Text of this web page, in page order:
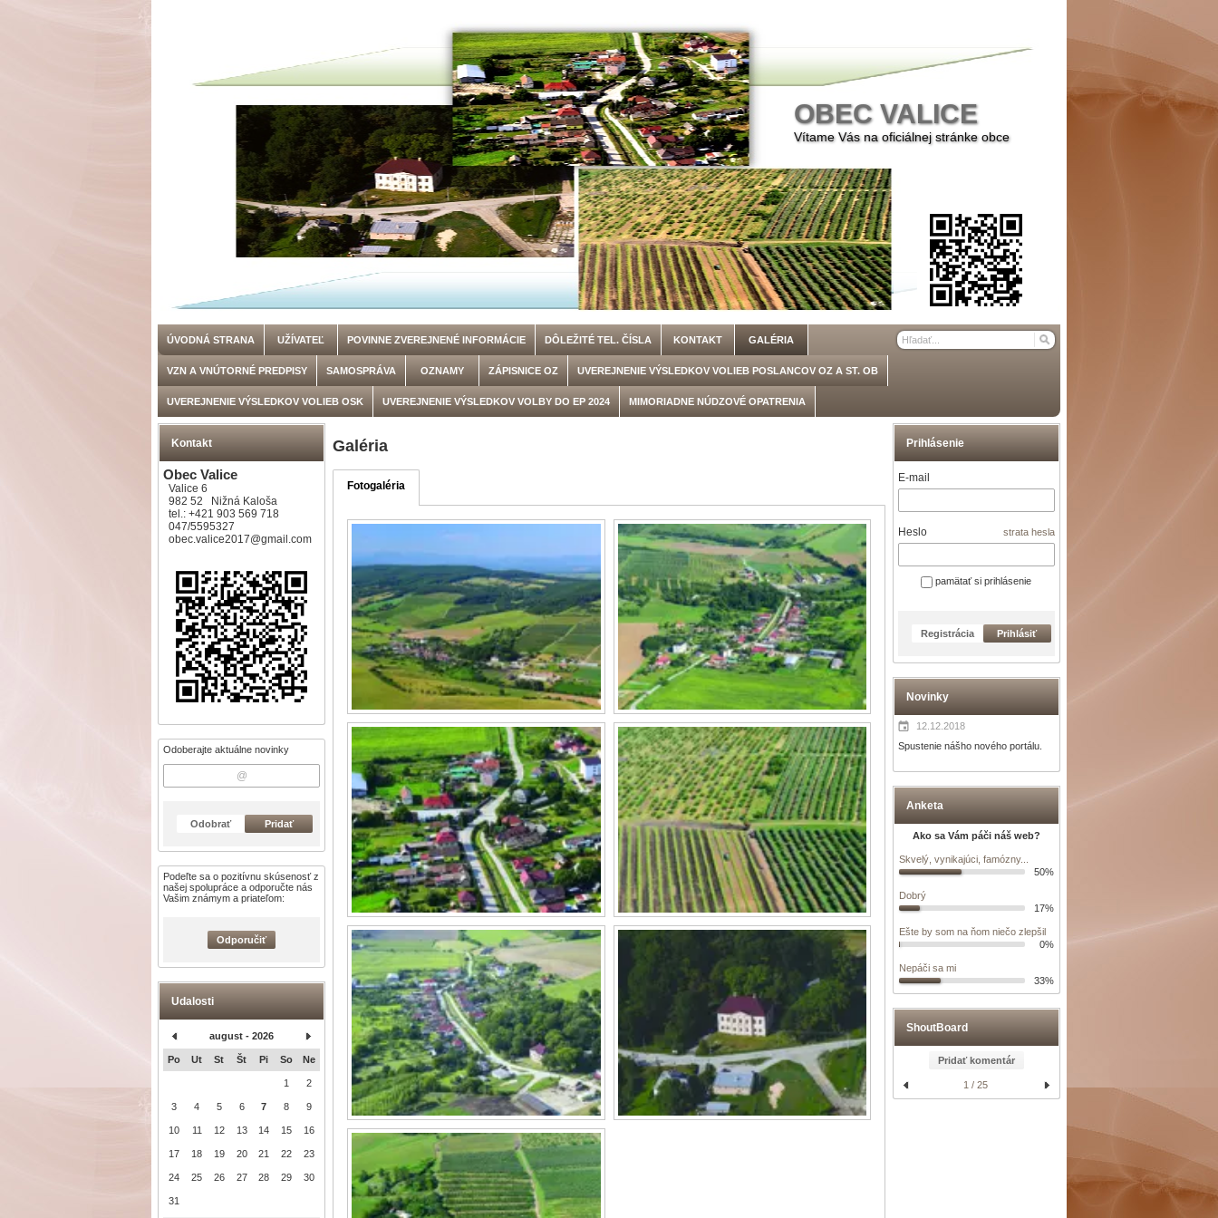
OBEC VALICE
Vítame Vás na oficiálnej stránke obce
ÚVODNÁ STRANA UŽÍVATEĽ POVINNE ZVEREJNENÉ INFORMÁCIE DÔLEŽITÉ TEL. ČÍSLA KONTAKT GALÉRIA
VZN A VNÚTORNÉ PREDPISY SAMOSPRÁVA OZNAMY ZÁPISNICE OZ UVEREJNENIE VÝSLEDKOV VOLIEB POSLANCOV OZ A ST. OB
UVEREJNENIE VÝSLEDKOV VOLIEB OSK UVEREJNENIE VÝSLEDKOV VOLBY DO EP 2024 MIMORIADNE NÚDZOVÉ OPATRENIA
Kontakt
Obec Valice
Valice 6
982 52 Nižná Kaloša
tel.: +421 903 569 718
047/5595327
obec.valice2017@gmail.com
Odoberajte aktuálne novinky
Odobrať Pridať
Podeľte sa o pozitívnu skúsenosť z
našej spolupráce a odporučte nás
Vašim známym a priateľom:
Odporučiť
Udalosti
august - 2026
Po Ut St Št Pi So Ne
1 2
3 4 5 6 7 8 9
10 11 12 13 14 15 16
17 18 19 20 21 22 23
24 25 26 27 28 29 30
31
Prihlásenie
E-mail
Heslo strata hesla
pamätať si prihlásenie
Registrácia Prihlásiť
Novinky
12.12.2018
Spustenie nášho nového portálu.
Anketa
Ako sa Vám páči náš web?
Skvelý, vynikajúci, famózny...
50%
Dobrý
17%
Ešte by som na ňom niečo zlepšil
0%
Nepáči sa mi
33%
ShoutBoard
Pridať komentár
1 / 25
Galéria
Fotogaléria